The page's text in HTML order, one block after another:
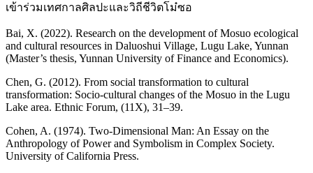
เข้าร่วมเทศกาลศิลปะและวิถีชีวิตโม๋ซอ
Bai, X. (2022). Research on the development of Mosuo ecological
and cultural resources in Daluoshui Village, Lugu Lake, Yunnan
(Master’s thesis, Yunnan University of Finance and Economics).
Chen, G. (2012). From social transformation to cultural
transformation: Socio-cultural changes of the Mosuo in the Lugu
Lake area. Ethnic Forum, (11X), 31–39.
Cohen, A. (1974). Two-Dimensional Man: An Essay on the
Anthropology of Power and Symbolism in Complex Society.
University of California Press.